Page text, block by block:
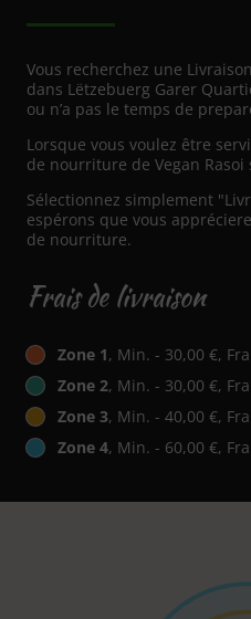
Vous recherchez une
dans Lëtzebuerg Garer
ou n’a pas le temps de
Lorsque vous voulez être
de nourriture de Vegan
Sélectionnez simplement
espérons que vous
de nourriture.
Frais de livraison
Zone 1, Min. - 30,00 €,
Zone 2, Min. - 30,00 €,
Zone 3, Min. - 40,00 €,
Zone 4, Min. - 60,00 €,